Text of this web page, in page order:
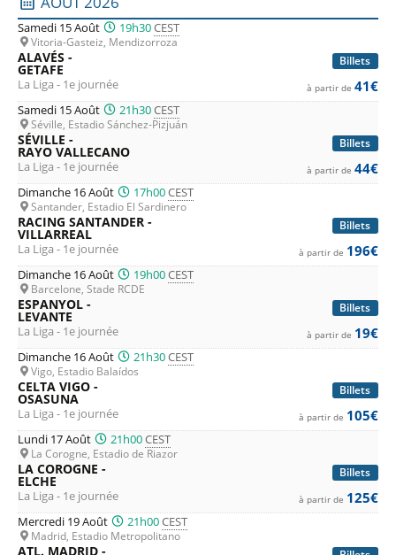
Samedi 15 Août 19h30CEST
Vitoria-Gasteiz, Mendizorroza
Billets
ALAVÉS -
GETAFE
La Liga - 1e journée à partir de 41€
Samedi 15 Août 21h30CEST
Séville, Estadio Sánchez-Pizjuán
Billets
SÉVILLE -
RAYO VALLECANO
La Liga - 1e journée à partir de 44€
Dimanche 16 Août 17h00CEST
Santander, Estadio El Sardinero
Billets
RACING SANTANDER -
VILLARREAL
La Liga - 1e journée à partir de 196€
Dimanche 16 Août 19h00CEST
Barcelone, Stade RCDE
Billets
ESPANYOL -
LEVANTE
La Liga - 1e journée à partir de 19€
Dimanche 16 Août 21h30CEST
Vigo, Estadio Balaídos
Billets
CELTA VIGO -
OSASUNA
La Liga - 1e journée à partir de 105€
Lundi 17 Août 21h00CEST
La Corogne, Estadio de Riazor
Billets
LA COROGNE -
ELCHE
La Liga - 1e journée à partir de 125€
Mercredi 19 Août 21h00CEST
Madrid, Estadio Metropolitano
ATL. MADRID -